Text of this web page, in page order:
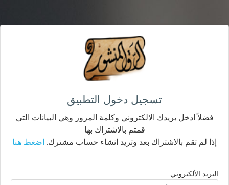
تسجيل دخول التطبيق
فضلاً ادخل بريدك الالكتروني وكلمة المرور وهي البيانات التي
قمتم بالاشتراك بها
إذا لم تقم بالاشتراك بعد وتريد انشاء حساب مشترك. اضغط هنا
البريد الألكتروني